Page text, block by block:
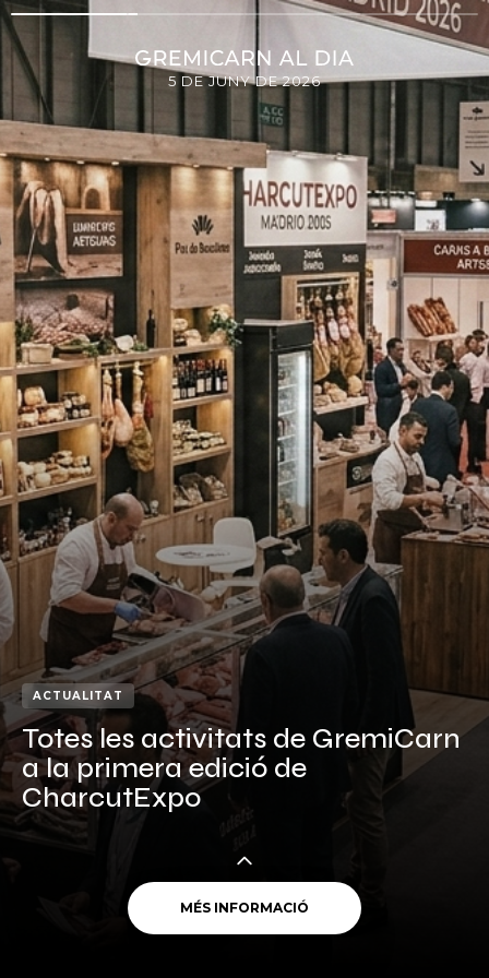
5 DE JUNY DE 2026
ACTUALITAT
Totes les activitats de GremiCarn
a la primera edició de
CharcutExpo
MÉS INFORMACIÓ